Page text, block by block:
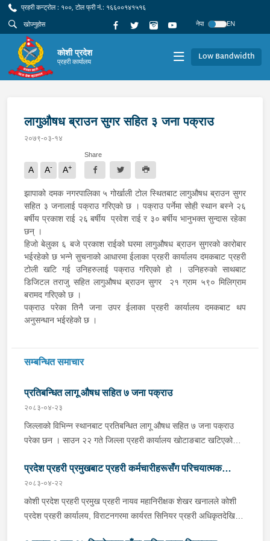
प्रहरी कन्ट्रोल : १००, टोल फ्री नं.: १६६००१४१५१६
नेपा
EN
कोशी प्रदेश
प्रहरी कार्यालय Low Bandwidth
लागुऔषध ब्राउन सुगर सहित ३ जना पक्राउ
२०७९-०३-१४
A A- A+
Share
झापाको दमक नगरपालिका ५ गोर्खाली टोल स्थितबाट लागुऔषध ब्राउन सुगर
सहित ३ जनालाई पक्राउ गरिएको छ । पक्राउ पर्नेमा सोही स्थान बस्ने २६
बर्षीय प्रकाश राई २६ बर्षीय प्रवेश राई र ३० बर्षीय भानुभक्त सुन्दास रहेका
छन् ।
हिजो बेलुका ६ बजे प्रकाश राईको घरमा लागुऔषध ब्राउन सुगरको कारोबार
भईरहेको छ भन्ने सुचनाको आधारमा ईलाका प्रहरी कार्यालय दमकबाट प्रहरी
टोली खटि गई उनिहरुलाई पक्राउ गरिएको हो । उनिहरुको साथबाट
डिजिटल तराजु सहित लागुऔषध ब्राउन सुगर २१ ग्राम ५९० मिलिग्राम
बरामद गरिएको छ ।
पक्राउ परेका तिनै जना उपर ईलाका प्रहरी कार्यालय दमकबाट थप
अनुसन्धान भईरहेको छ ।
सम्बन्धित समाचार
प्रतिबन्धित लागू औषध सहित ७ जना पक्राउ
२०८३-०४-२३
जिल्लाको विभिन्न स्थानबाट प्रतिबन्धित लागू औषध सहित ७ जना पक्राउ
परेका छन । साउन २२ गते जिल्ला प्रहरी कार्यालय खोटाङबाट खटिएको
स्थित मध्यपहाडी लोकमार्गको जंगलमा शंकास्पद अवस्थामा रोकिराखेको
प्र.१-०२-००२ ख ००८३ नम्बरको ट्रक चेकजाँच गर्दा चालक बस्ने भाग र
पछाडिको डालाको बिचमा फल्स बटम बनाई लुकाई छिपाई राखेको अवस्थामा
१३ सय १५ किलो गाँजा फेला पारी ट्रक नियन्त्रणमा लिएको छ । त्यसैगरी
प्रदेश प्रहरी प्रमुखबाट प्रहरी कर्मचारीहरूसँग परिचयात्मक
भेटघाट तथा अन्तरक्रिया
२०८३-०४-२२
कोशी प्रदेश प्रहरी प्रमुख प्रहरी नायव महानिरीक्षक शेखर खनालले कोशी
प्रदेश प्रहरी कार्यालय, विराटनगरमा कार्यरत सिनियर प्रहरी अधिकृतदेखि